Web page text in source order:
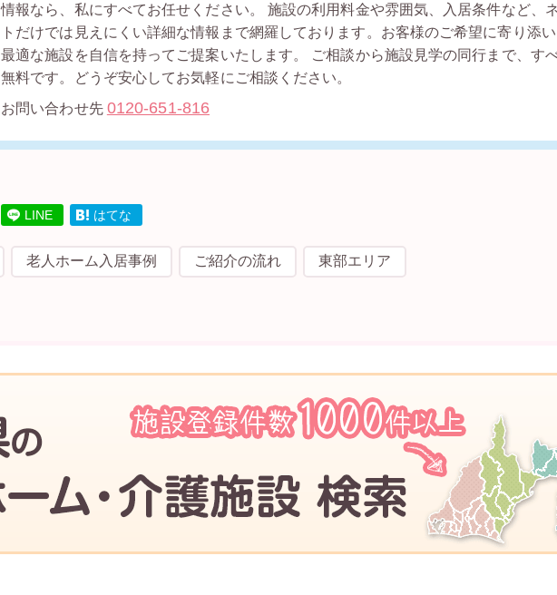
情報なら、私にすべてお任せください。 施設の利用料金や雰囲気、入居条件など、
トだけでは見えにくい詳細な情報まで網羅しております。お客様のご希望に寄り添い
最適な施設を自信を持ってご提案いたします。 ご相談から施設見学の同行まで、す
無料です。どうぞ安心してお気軽にご相談ください。
お問い合わせ先 0120-651-816
LINE はてな
老人ホーム入居事例 ご紹介の流れ 東部エリア